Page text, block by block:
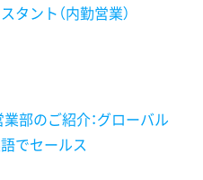
ント（内勤営業）
部のご紹介：グローバル
でセールス